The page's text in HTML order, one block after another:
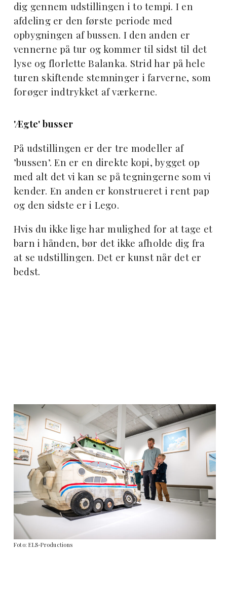
dig gennem udstillingen i to tempi. I en
afdeling er den første periode med
opbygningen af bussen. I den anden er
vennerne på tur og kommer til sidst til det
lyse og florlette Balanka. Strid har på hele
turen skiftende stemninger i farverne, som
forøger indtrykket af værkerne.
'Ægte' busser
På udstillingen er der tre modeller af
’bussen’. En er en direkte kopi, bygget op
med alt det vi kan se på tegningerne som vi
kender. En anden er konstrueret i rent pap
og den sidste er i Lego.
Hvis du ikke lige har mulighed for at tage et
barn i hånden, bør det ikke afholde dig fra
at se udstillingen. Det er kunst når det er
bedst.
Foto: ELS-Productions